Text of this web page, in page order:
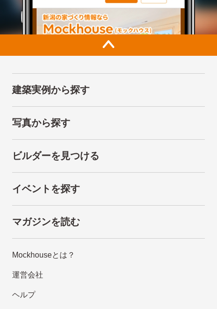
建築実例から探す
写真から探す
ビルダーを見つける
イベントを探す
マガジンを読む
Mockhouseとは？
運営会社
ヘルプ